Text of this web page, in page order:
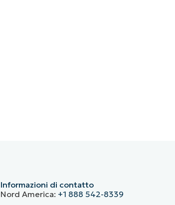
Informazioni di contatto
Nord America: +1 888 542-8339